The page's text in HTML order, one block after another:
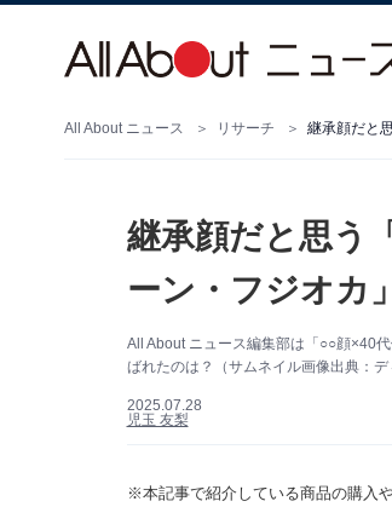
All About ニュース リサーチ 継承顔だと
継承顔だと思う
ーン・フジオカ
All About ニュース編集部は「○○顔×40
ばれたのは？（サムネイル画像出典：
2025.07.28
児玉 友梨
※本記事で紹介している商品の購入